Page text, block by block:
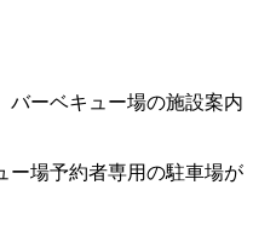
バーベキュー場の施設案内
ー場予約者専用の駐車場が